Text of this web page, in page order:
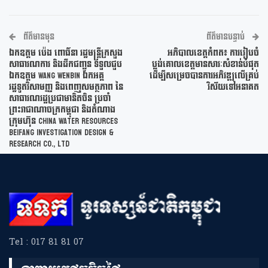
ព័ត៌មានមុន
ឯកឧត្តម ប៉េង ពោធិ៍នា រដ្ឋមន្ត្រីក្រសួង
សាធារណការ និងដឹកជញ្ជូន ទទួលជួប
ឯកឧត្តម Wang Wenbin ឯកអគ្គ
រដ្ឋទូតវិសាមញ្ញ និងពេញសមត្ថភាព នៃ
សាធារណរដ្ឋប្រជាមានិតចិន ប្រចាំ
ព្រះរាជាណាចក្រកម្ពុជា និងតំណាង
ក្រុមហ៊ុន China Water Resources
Beifang Investigation Design &
Research Co., Ltd
ព័ត៌មានបន្ទាប់
អភិបាលខេត្តកំពត៖ ការរៀបចំ
ប្លង់គោលខេត្តមានសារៈសំខាន់បំផុត
ដើម្បីសម្រេចបានការអភិវឌ្ឍលើគ្រប់
វិស័យទៅអនាគត
Tel : 017 81 81 07